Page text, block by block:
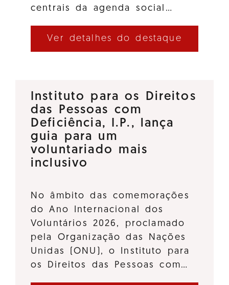
centrais da agenda social…
Ver detalhes do destaque
Instituto para os Direitos
das Pessoas com
Deficiência, I.P., lança
guia para um
voluntariado mais
inclusivo
No âmbito das comemorações
do Ano Internacional dos
Voluntários 2026, proclamado
pela Organização das Nações
Unidas (ONU), o Instituto para
os Direitos das Pessoas com…